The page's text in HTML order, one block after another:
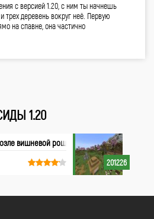
с версией 1.20, с ним ты начнешь
трех деревень вокруг неё. Первую
на спавне, она частично
1.20
201226
вишневой рощи»